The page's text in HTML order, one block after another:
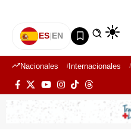
ES|EN
Nacionales Internacionales